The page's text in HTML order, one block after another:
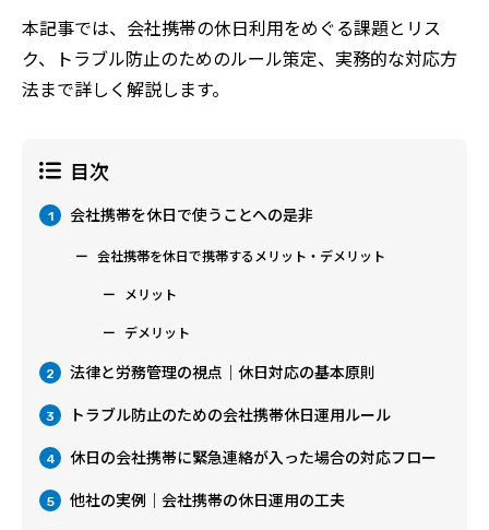
本記事では、会社携帯の休日利用をめぐる課題とリス
ク、トラブル防止のためのルール策定、実務的な対応方
法まで詳しく解説します。
目次
1 会社携帯を休日で使うことへの是非
会社携帯を休日で携帯するメリット・デメリット
メリット
デメリット
2 法律と労務管理の視点｜休日対応の基本原則
3 トラブル防止のための会社携帯休日運用ルール
4 休日の会社携帯に緊急連絡が入った場合の対応フロー
5 他社の実例｜会社携帯の休日運用の工夫